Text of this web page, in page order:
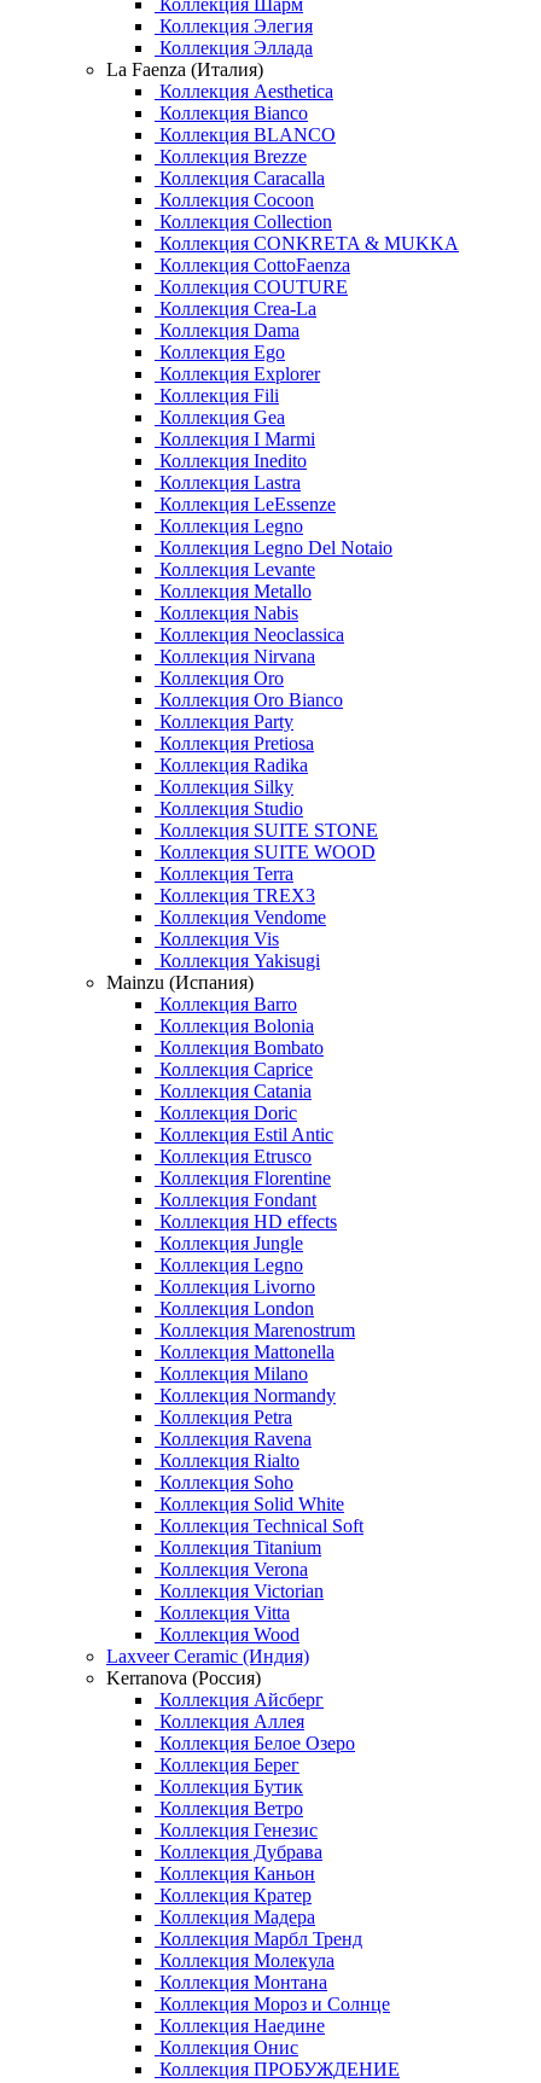
Коллекция Шарм
Коллекция Элегия
Коллекция Эллада
La Faenza (Италия)
Коллекция Aesthetica
Коллекция Bianco
Коллекция BLANCO
Коллекция Brezze
Коллекция Caracalla
Коллекция Cocoon
Коллекция Collection
Коллекция CONKRETA & MUKKA
Коллекция CottoFaenza
Коллекция COUTURE
Коллекция Crea-La
Коллекция Dama
Коллекция Ego
Коллекция Explorer
Коллекция Fili
Коллекция Gea
Коллекция I Marmi
Коллекция Inedito
Коллекция Lastra
Коллекция LeEssenze
Коллекция Legno
Коллекция Legno Del Notaio
Коллекция Levante
Коллекция Metallo
Коллекция Nabis
Коллекция Neoclassica
Коллекция Nirvana
Коллекция Oro
Коллекция Oro Bianco
Коллекция Party
Коллекция Pretiosa
Коллекция Radika
Коллекция Silky
Коллекция Studio
Коллекция SUITE STONE
Коллекция SUITE WOOD
Коллекция Terra
Коллекция TREX3
Коллекция Vendome
Коллекция Vis
Коллекция Yakisugi
Mainzu (Испания)
Коллекция Barro
Коллекция Bolonia
Коллекция Bombato
Коллекция Caprice
Коллекция Catania
Коллекция Doric
Коллекция Estil Antic
Коллекция Etrusco
Коллекция Florentine
Коллекция Fondant
Коллекция HD effects
Коллекция Jungle
Коллекция Legno
Коллекция Livorno
Коллекция London
Коллекция Marenostrum
Коллекция Mattonella
Коллекция Milano
Коллекция Normandy
Коллекция Petra
Коллекция Ravena
Коллекция Rialto
Коллекция Soho
Коллекция Solid White
Коллекция Technical Soft
Коллекция Titanium
Коллекция Verona
Коллекция Victorian
Коллекция Vitta
Коллекция Wood
Laxveer Ceramic (Индия)
Kerranova (Россия)
Коллекция Айсберг
Коллекция Аллея
Коллекция Белое Озеро
Коллекция Берег
Коллекция Бутик
Коллекция Ветро
Коллекция Генезис
Коллекция Дубрава
Коллекция Каньон
Коллекция Кратер
Коллекция Мадера
Коллекция Марбл Тренд
Коллекция Молекула
Коллекция Монтана
Коллекция Мороз и Солнце
Коллекция Наедине
Коллекция Онис
Коллекция ПРОБУЖДЕНИЕ